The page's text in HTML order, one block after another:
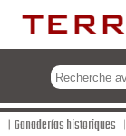
Ganaderías historiques